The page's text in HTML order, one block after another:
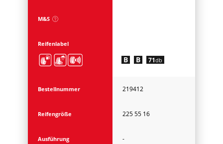
M&S
Reifenlabel
B B 71db
Bestellnummer 219412
Reifengröße 225 55 16
Ausführung -